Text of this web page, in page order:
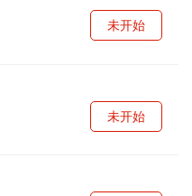
未开始
未开始